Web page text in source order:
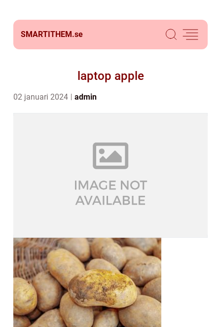
SMARTITHEM.se
laptop apple
02 januari 2024 admin